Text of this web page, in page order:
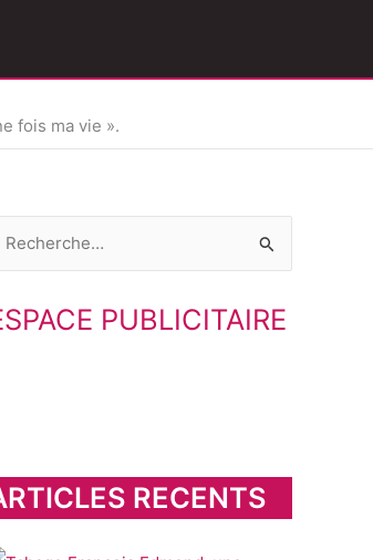
fois ma vie ».
PUBLICITAIRE
RECENTS